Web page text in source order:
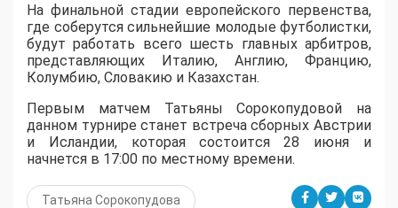
На финальной стадии европейского первенства,
где соберутся сильнейшие молодые футболистки,
будут работать всего шесть главных арбитров,
представляющих Италию, Англию, Францию,
Колумбию, Словакию и Казахстан.
Первым матчем Татьяны Сорокопудовой на
данном турнире станет встреча сборных Австрии
и Исландии, которая состоится 28 июня и
начнется в 17:00 по местному времени.
Татьяна Сорокопудова